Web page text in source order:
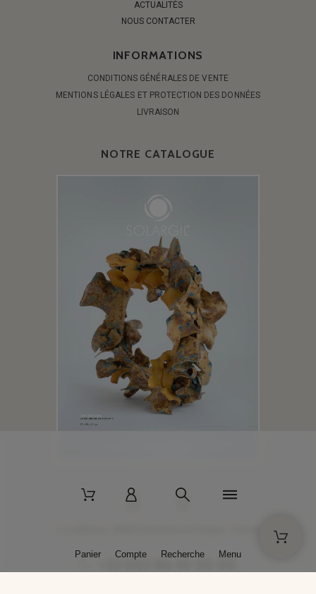
ACTUALITÉS
NOUS CONTACTER
INFORMATIONS
CONDITIONS GÉNÉRALES DE VENTE
MENTIONS LÉGALES ET PROTECTION DES DONNÉES
LIVRAISON
NOTRE CATALOGUE
+33 (0)3 86 45 50 00
Panier Compte Recherche Menu